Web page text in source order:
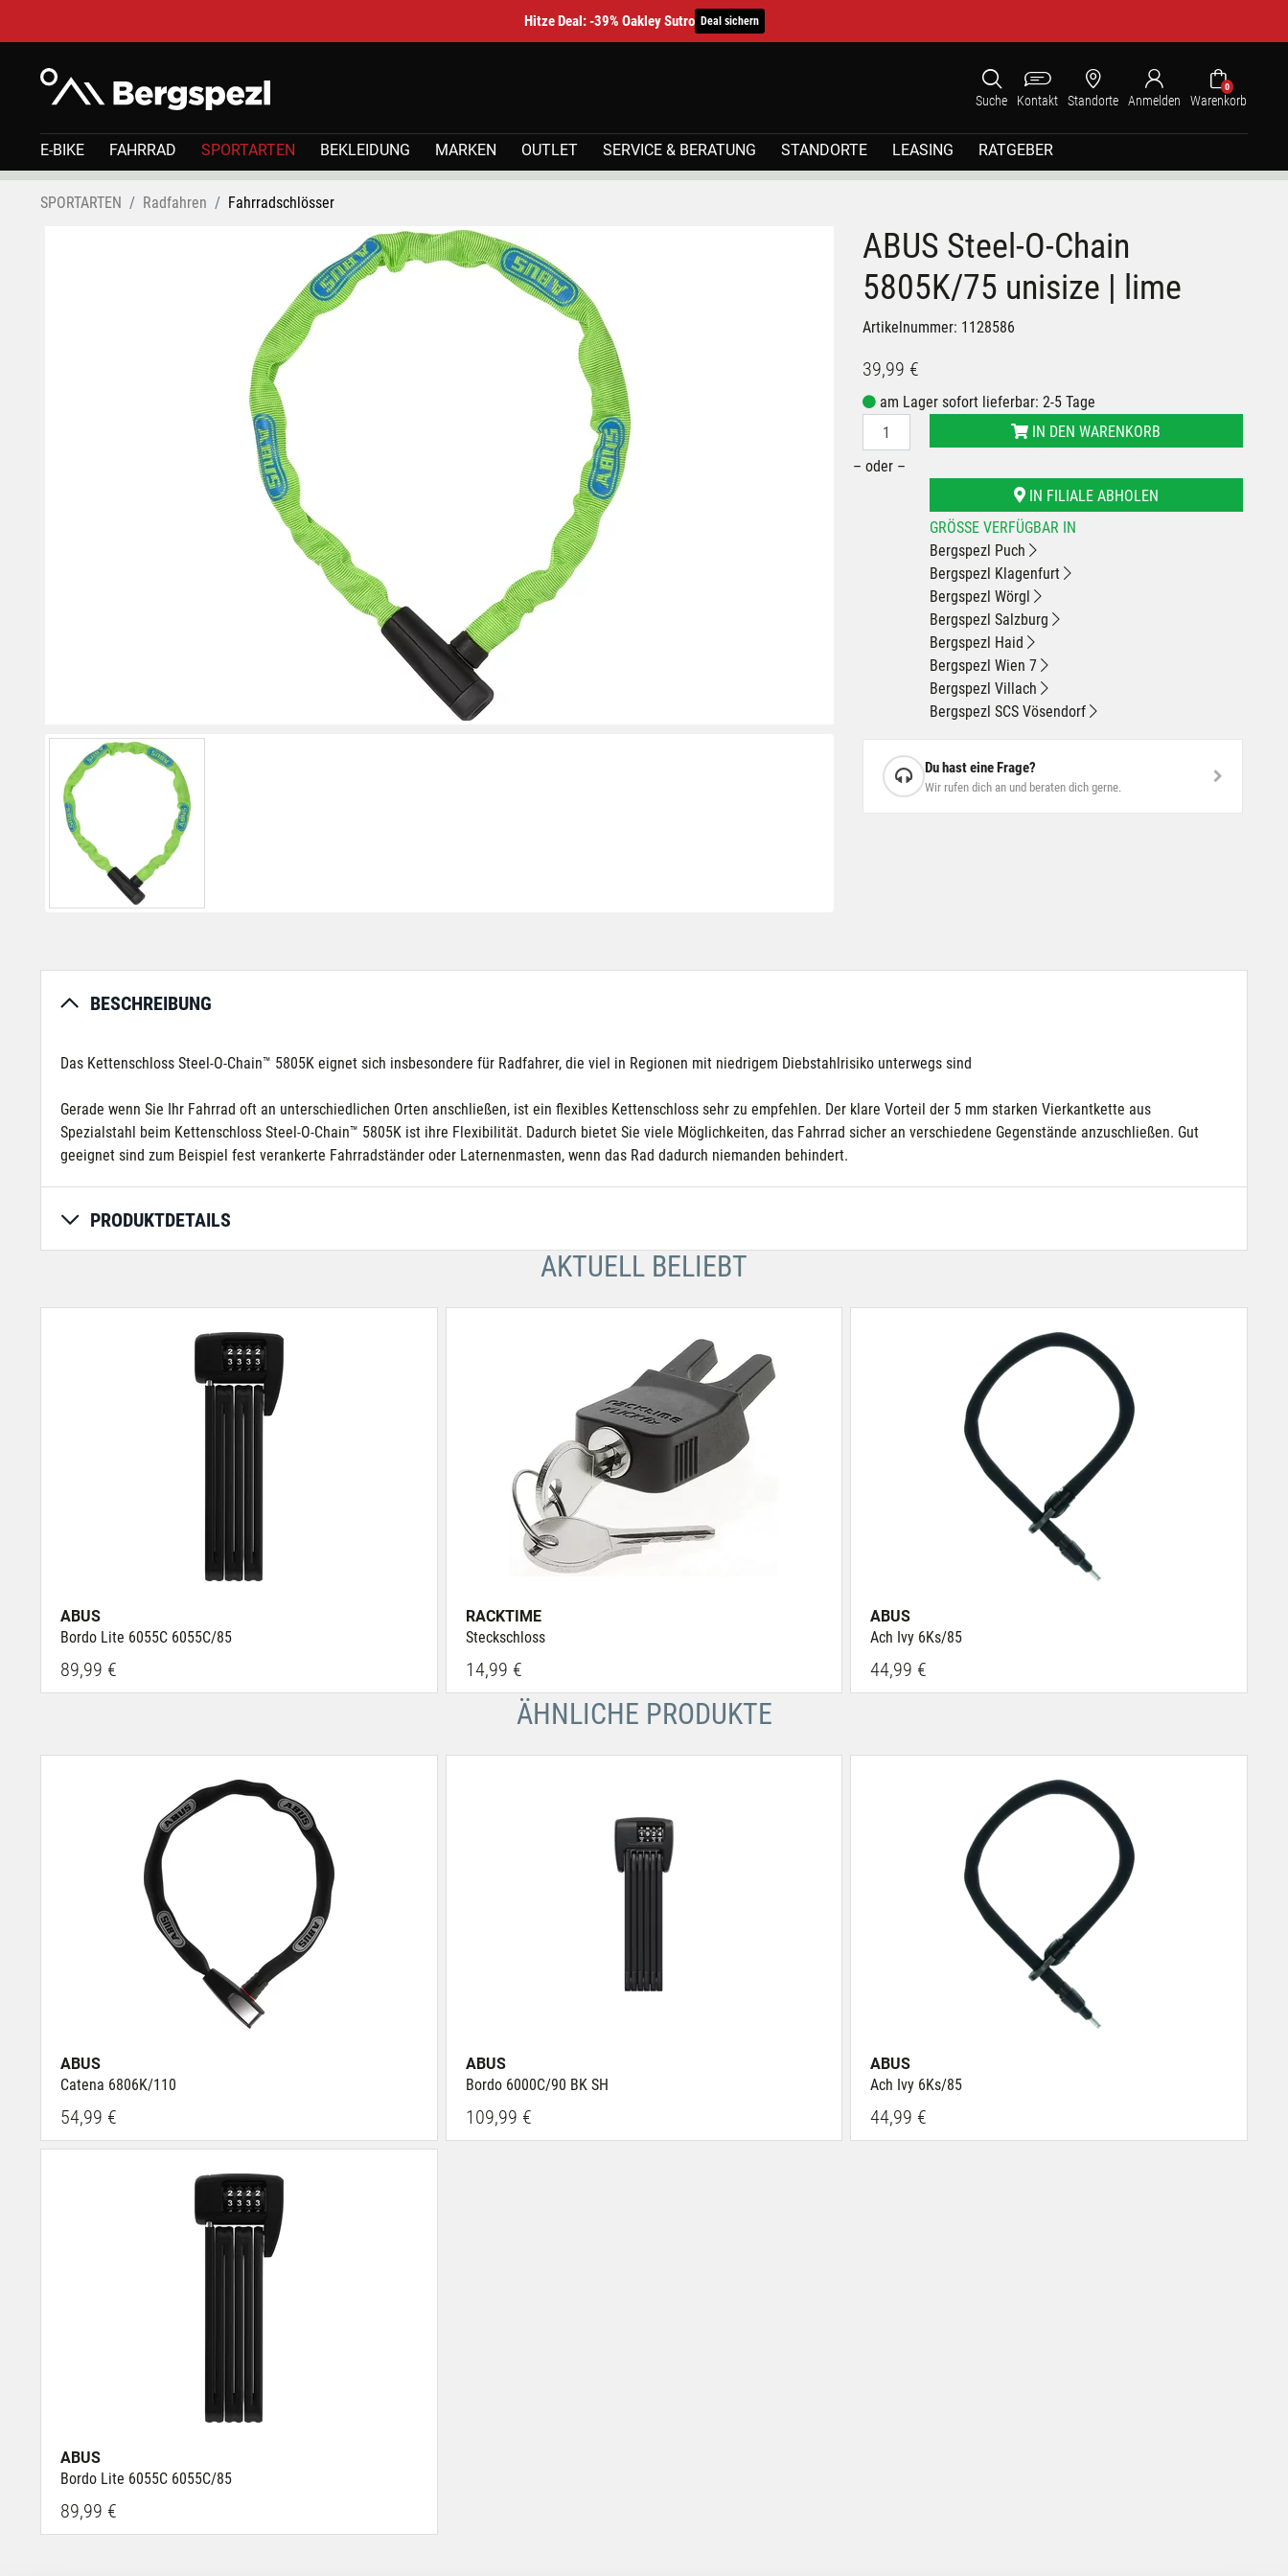
Hitze Deal: -39% Oakley Sutro Deal sichern
Suche Kontakt Standorte Anmelden
0
Warenkorb
E-BIKE FAHRRAD SPORTARTEN BEKLEIDUNG MARKEN OUTLET SERVICE & BERATUNG STANDORTE LEASING RATGEBER
SPORTARTEN Radfahren Fahrradschlösser
ABUS Steel-O-Chain
5805K/75 unisize | lime
Artikelnummer: 1128586
39,99 €
am Lager sofort lieferbar: 2-5 Tage
IN DEN WARENKORB
– oder –
IN FILIALE ABHOLEN
GRÖSSE VERFÜGBAR IN
Bergspezl Puch
Bergspezl Klagenfurt
Bergspezl Wörgl
Bergspezl Salzburg
Bergspezl Haid
Bergspezl Wien 7
Bergspezl Villach
Bergspezl SCS Vösendorf
Du hast eine Frage?
Wir rufen dich an und beraten dich gerne.
BESCHREIBUNG
Das Kettenschloss Steel-O-Chain™ 5805K eignet sich insbesondere für Radfahrer, die viel in Regionen mit niedrigem Diebstahlrisiko unterwegs sind
Gerade wenn Sie Ihr Fahrrad oft an unterschiedlichen Orten anschließen, ist ein flexibles Kettenschloss sehr zu empfehlen. Der klare Vorteil der 5 mm starken Vierkantkette aus
Spezialstahl beim Kettenschloss Steel-O-Chain™ 5805K ist ihre Flexibilität. Dadurch bietet Sie viele Möglichkeiten, das Fahrrad sicher an verschiedene Gegenstände anzuschließen. Gut
geeignet sind zum Beispiel fest verankerte Fahrradständer oder Laternenmasten, wenn das Rad dadurch niemanden behindert.
PRODUKTDETAILS
AKTUELL BELIEBT
ABUS
Bordo Lite 6055C 6055C/85
89,99 €
RACKTIME
Steckschloss
14,99 €
ABUS
Ach Ivy 6Ks/85
44,99 €
ÄHNLICHE PRODUKTE
ABUS
Catena 6806K/110
54,99 €
ABUS
Bordo 6000C/90 BK SH
109,99 €
ABUS
Ach Ivy 6Ks/85
44,99 €
ABUS
Bordo Lite 6055C 6055C/85
89,99 €